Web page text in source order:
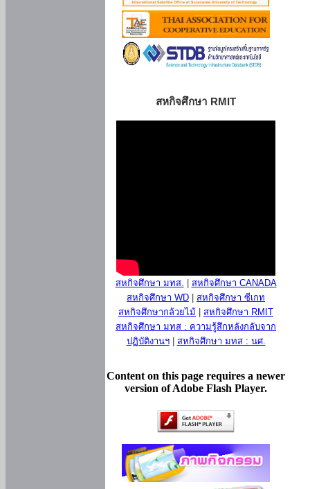
สหกิจศึกษา RMIT
สหกิจศึกษา มทส.
สหกิจศึกษา CANADA
สหกิจศึกษา WD
สหกิจศึกษา ซีเกท
สหกิจศึกษากล้วยไม้
สหกิจศึกษา RMIT
สหกิจศึกษา มทส : ความรู้สึกหลังกลับจาก
ปฏิบัติงานฯ| สหกิจศึกษา มทส : นศ.
Content on this page requires a newer
version of Adobe Flash Player.